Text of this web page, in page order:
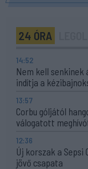
24 ÓRA
14:52
Nem kell senkinek
indítja a
13:57
Corbu góljától
válogatott
12:36
Új korszak a Sepsi
jövő csapata